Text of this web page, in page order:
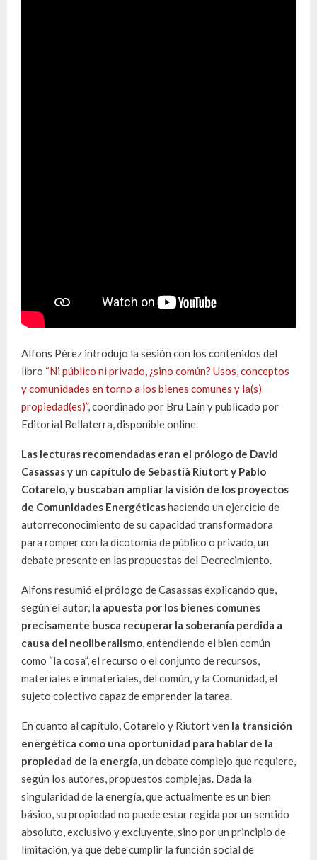
Alfons Pérez introdujo la sesión con los contenidos del
libro “Ni público ni privado, ¿sino común? Usos, conceptos
y comunidades en torno a los bienes comunes y la(s)
propiedad(es)”, coordinado por Bru Laín y publicado por
Editorial Bellaterra, disponible online.
Las lecturas recomendadas eran el prólogo de David
Casassas y un capítulo de Sebastià Riutort y Pablo
Cotarelo, y buscaban ampliar la visión de los proyectos
de Comunidades Energéticashaciendo un ejercicio de
autorreconocimiento de su capacidad transformadora
para romper con la dicotomía de público o privado, un
debate presente en las propuestas del Decrecimiento.
Alfons resumió el prólogo de Casassas explicando que,
según el autor, la apuesta por los bienes comunes
precisamente busca recuperar la soberanía perdida a
causa del neoliberalismo, entendiendo el bien común
como “la cosa”, el recurso o el conjunto de recursos,
materiales e inmateriales, del común, y la Comunidad, el
sujeto colectivo capaz de emprender la tarea.
En cuanto al capítulo, Cotarelo y Riutort ven la transición
energética como una oportunidad para hablar de la
propiedad de la energía, un debate complejo que requiere,
según los autores, propuestos complejas. Dada la
singularidad de la energía, que actualmente es un bien
básico, su propiedad no puede estar regida por un sentido
absoluto, exclusivo y excluyente, sino por un principio de
limitación, ya que debe cumplir la función social de